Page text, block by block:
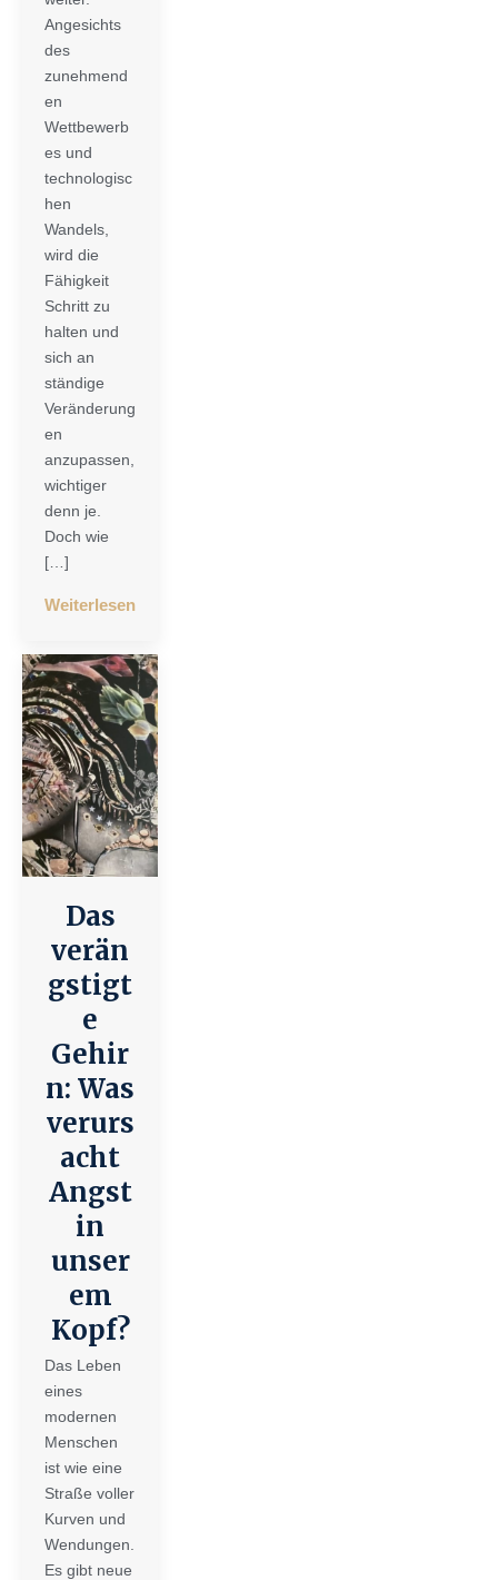
Angesichts
des
zunehmend
en
Wettbewerb
es und
technologisc
hen
Wandels,
wird die
Fähigkeit
Schritt zu
halten und
sich an
ständige
Veränderung
en
anzupassen,
wichtiger
denn je.
Doch wie
[…]
Weiterlesen
Das
verän
gstigt
e
Gehir
n: Was
verurs
acht
Angst
in
unser
em
Kopf?
Das Leben
eines
modernen
Menschen
ist wie eine
Straße voller
Kurven und
Wendungen.
Es gibt neue